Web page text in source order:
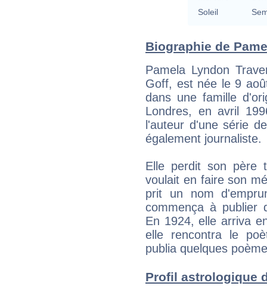
Soleil
Biographie de
Pamela Lyndon
Goff, est née le 9
dans une famille
Londres, en avril
l'auteur d'une série
également journaliste.
Elle perdit son père
voulait en faire son
prit un nom
commença à publier
En 1924, elle arriva
elle rencontra le
publia quelques
Profil astrologique